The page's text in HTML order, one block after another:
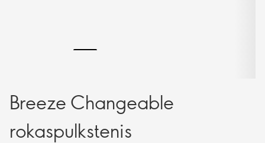
Breeze Changeable
rokaspulkstenis